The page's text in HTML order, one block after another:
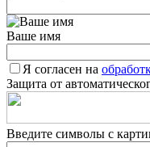
Ваше имя
Я согласен на
Защита от
Введите символы с